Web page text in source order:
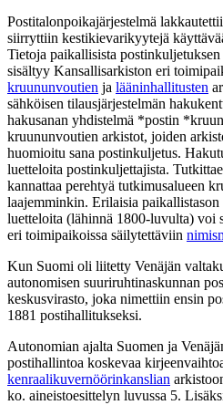
Postitalonpoikajärjestelmä
siirryttiin kestikievarikyytejä
Tietoja paikallisista
sisältyy Kansallisarkiston eri
kruununvoutien ja lääninhallitusten
sähköisen tilausjärjestelmän
hakusanan yhdistelmä *postin
kruununvoutien arkistot, joiden
huomioitu sana postinkuljetus.
luetteloita postinkuljettajista.
kannattaa perehtyä tutkimusalueen
laajemminkin. Erilaisia
luetteloita (lähinnä 1800-luvulta) voi
eri toimipaikoissa säilytettäviin
Kun Suomi oli liitetty Venäjän
autonomisen suuriruhtinaskunnan
keskusvirasto, joka nimettiin ensin
1881 postihallitukseksi.
Autonomian ajalta Suomen ja
postihallintoa koskevaa
kenraalikuvernöörinkanslian
ko. aineistoesittelyn luvussa 5.